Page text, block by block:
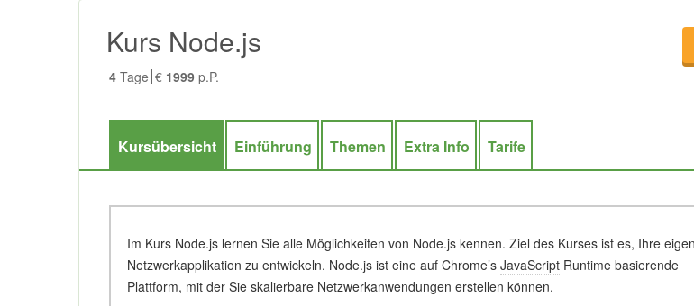
Kurs Node.js
4 Tage € 1999 p.P.
Kursübersicht Einführung Themen Extra Info Tarife
Im Kurs Node.js lernen Sie alle Möglichkeiten von Node.js kennen. Ziel des Kurses ist es, Ihre
Netzwerkapplikation zu entwickeln. Node.js ist eine auf Chrome’s JavaScript Runtime basierende
Plattform, mit der Sie skalierbare Netzwerkanwendungen erstellen können.